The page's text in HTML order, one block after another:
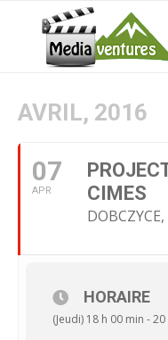
AVRIL, 2016
07
APR
CIMES
HORAIRE
(Jeudi) 18 h 00 min -